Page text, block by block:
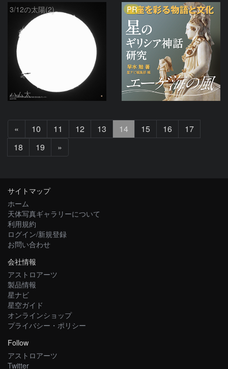
3/12の太陽(2)
ハム太
PR
«
へ
10 11 12 13 14 15 16
17
18
19 »
へ
サイトマップ
ホーム
天体写真ギャラリーについて
利用規約
ログイン/新規登録
お問い合わせ
会社情報
アストロアーツ
製品情報
星ナビ
星空ガイド
オンラインショップ
プライバシー・ポリシー
Follow
アストロアーツ
Twitter